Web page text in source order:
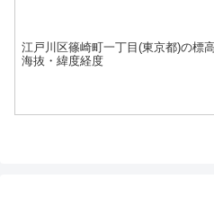
江戸川区篠崎町一丁目(東京都)の標高
海抜・緯度経度